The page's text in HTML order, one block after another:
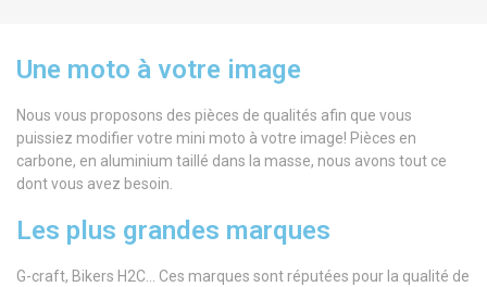
Une moto à votre image
Nous vous proposons des pièces de qualités afin que vous
puissiez modifier votre mini moto à votre image! Pièces en
carbone, en aluminium taillé dans la masse, nous avons tout ce
dont vous avez besoin.
Les plus grandes marques
G-craft, Bikers H2C… Ces marques sont réputées pour la qualité de